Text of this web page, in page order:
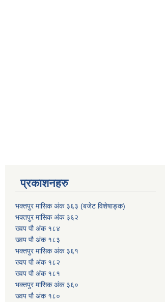
प्रकाशनहरु
भक्तपुर मासिक अंक ३६३ (बजेट विशेषाङ्क)
भक्तपुर मासिक अंक ३६२
ख्वप पौ अंक १८४
ख्वप पौ अंक १८३
भक्तपुर मासिक अंक ३६१
ख्वप पौ अंक १८२
ख्वप पौ अंक १८१
भक्तपुर मासिक अंक ३६०
ख्वप पौ अंक १८०